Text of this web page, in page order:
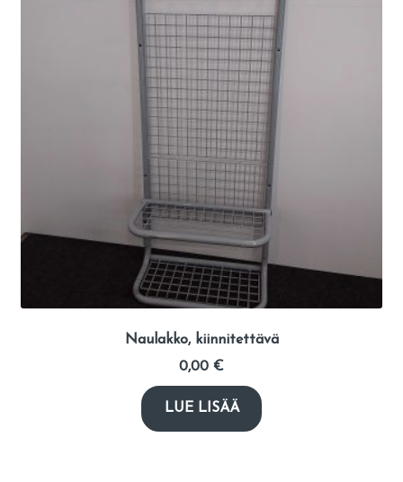
Naulakko, kiinnitettävä
0,00 €
LUE LISÄÄ